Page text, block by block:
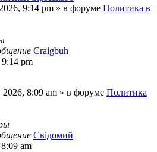
9:14 pm » в форуме Политика в
Craigbuh
pm
8:09 am » в форуме Политика
Свідомий
am